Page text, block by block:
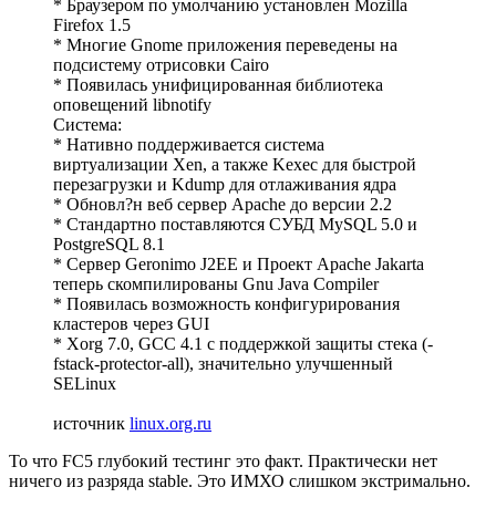
* Браузером по умолчанию установлен Mozilla
Firefox 1.5
* Многие Gnome приложения переведены на
подсистему отрисовки Cairo
* Появилась унифицированная библиотека
оповещений libnotify
Система:
* Нативно поддерживается система
виртуализации Xen, а также Kexec для быстрой
перезагрузки и Kdump для отлаживания ядра
* Обновл?н веб сервер Apache до версии 2.2
* Стандартно поставляются СУБД MySQL 5.0 и
PostgreSQL 8.1
* Сервер Geronimo J2EE и Проект Apache Jakarta
теперь скомпилированы Gnu Java Compiler
* Появилась возможность конфигурирования
кластеров через GUI
* Xorg 7.0, GCC 4.1 с поддержкой защиты стека (-
fstack-protector-all), значительно улучшенный
SELinux
источник linux.org.ru
То что FC5 глубокий тестинг это факт. Практически нет
ничего из разряда stable. Это ИМХО слишком экстримально.